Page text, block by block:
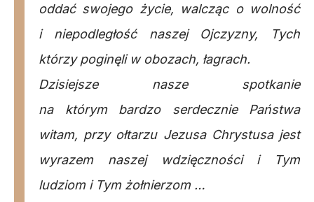
oddać swojego życie, walcząc o wolność
i niepodległość naszej Ojczyzny, Tych
którzy poginęli w obozach, łagrach.
Dzisiejsze nasze spotkanie
na którym bardzo serdecznie Państwa
witam, przy ołtarzu Jezusa Chrystusa jest
wyrazem naszej wdzięczności i Tym
ludziom i Tym żołnierzom …